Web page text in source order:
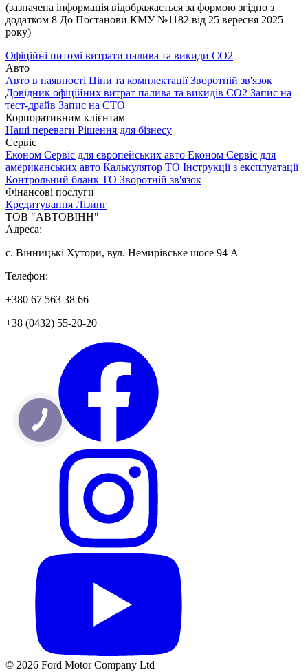
(зазначена інформація відображається за формою згідно з
додатком 8 До Постанови КМУ №1182 від 25 вересня 2025
року)
Офіційні питомі витрати палива та викиди СО2
Авто
Авто в наявності Ціни та комплектаціїЗворотній зв'язок
Довідник офіційних витрат палива та викидів СО2 Запис на
тест-драйв Запис на СТО
Корпоративним клієнтам
Наші переваги Рішення для бізнесу
Сервіс
Економ Сервіс для європейських авто Економ Сервіс для
американських авто Калькулятор ТО Інструкції з експлуатації
Контрольний бланк ТО Зворотній зв'язок
Фінансові послуги
Кредитування Лізинг
ТОВ "АВТОВІНН"
Адреса:
с. Вінницькі Хутори, вул. Немирівське шосе 94 А
Телефон:
+380 67 563 38 66
+38 (0432) 55-20-20
© 2026 Ford Motor Company Ltd